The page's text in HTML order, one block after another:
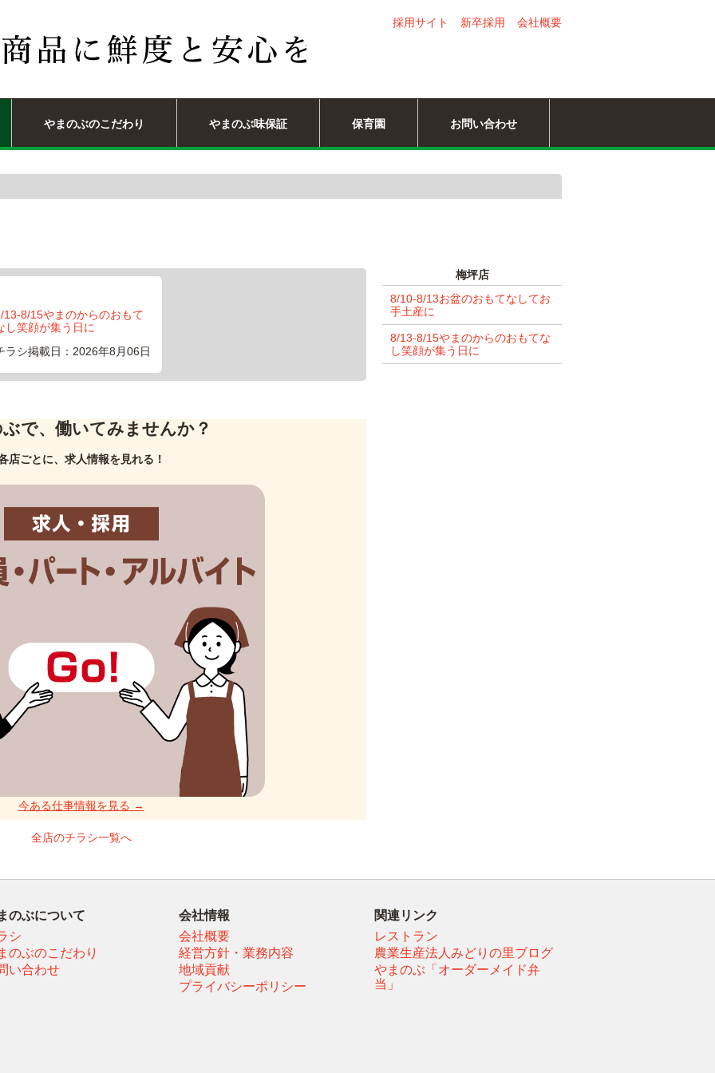
会社概要
新卒採用
採用サイト
やまのぶのこだわり やまのぶ味保証 保育園 お問い合わせ
13-8/15やまのからのおもて
し笑顔が集う日に
ラシ掲載日：2026年8月06日
で、働いてみませんか？
店ごとに、求人情報を見れる！
今ある仕事情報を見る →
全店のチラシ一覧へ
梅坪店
8/10-8/13お盆のおもてなしてお
手土産に
8/13-8/15やまのからのおもてな
し笑顔が集う日に
のぶについて
シ
のぶのこだわり
い合わせ
会社情報
会社概要
経営方針・業務内容
地域貢献
プライバシーポリシー
関連リンク
レストラン
農業生産法人みどりの里ブログ
やまのぶ「オーダーメイド弁
当」